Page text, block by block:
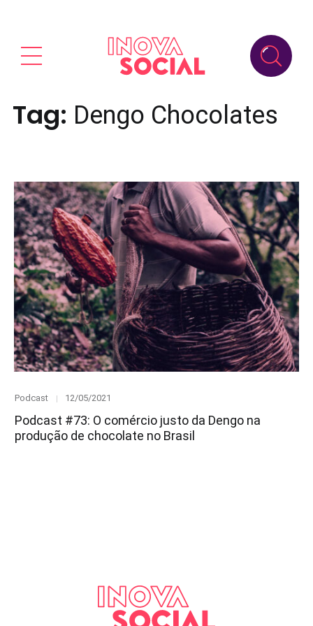
Tag: Dengo Chocolates
Category
Podcast
Posted
12/05/2021
Podcast #73: O comércio justo da Dengo na
produção de chocolate no Brasil